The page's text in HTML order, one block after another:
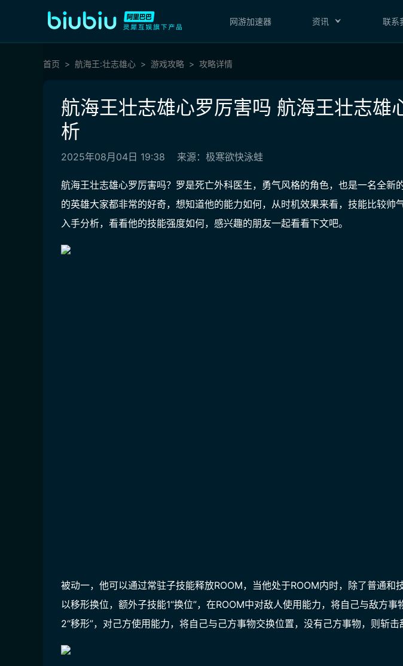
网游加速器 资讯 联系
首页 航海王:壮志雄心 游戏攻略 攻略详情
航海王壮志雄心罗厉害吗 航海王壮志雄
析
2025年08月04日 19:38 来源：极寒欲快泳蛙
航海王壮志雄心罗厉害吗？罗是死亡外科医生，勇气风格的角色，也是一名全新
的英雄大家都非常的好奇，想知道他的能力如何，从时机效果来看，技能比较帅
入手分析，看看他的技能强度如何，感兴趣的朋友一起看看下文吧。
被动一，他可以通过常驻子技能释放ROOM，当他处于ROOM内时，除了普通和
以移形换位，额外子技能1“换位”，在ROOM中对敌人使用能力，将自己与敌方
2“移形”，对己方使用能力，将自己与己方事物交换位置，没有己方事物，则斩击